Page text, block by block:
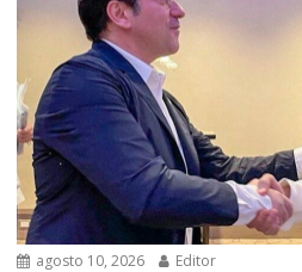
agosto 10, 2026 Editor